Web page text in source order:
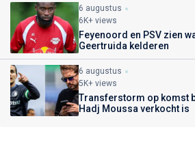
6 augustus
6K+ views
Feyenoord en PSV zien
Geertruida kelderen
6 augustus
5K+ views
Transferstorm op komst
Hadj Moussa verkocht is